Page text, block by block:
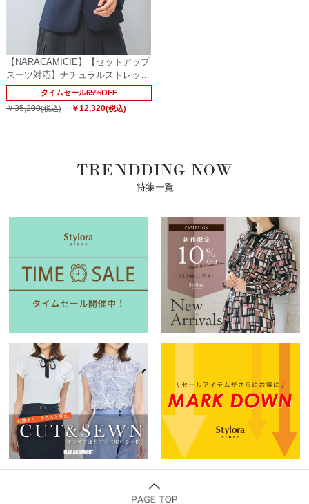
【NARACAMICIE】【セットアップ
スーツ対応】ナチュラルストレッチ
ジャケットタイムセール65%OFF
￥35,200(税込) ￥12,320(税込)